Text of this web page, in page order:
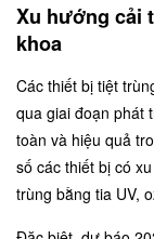
Xu hướng cải
khoa
Các thiết bị tiệt
qua giai đoạn phát
toàn và hiệu quả
số các thiết bị có
trùng bằng tia UV,